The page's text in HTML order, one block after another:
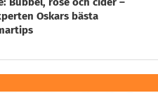
Oskars bästa